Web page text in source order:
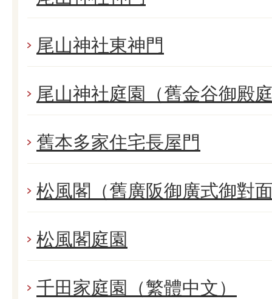
尾山神社東神門
尾山神社庭園（舊金谷御殿
舊本多家住宅長屋門
松風閣（舊廣阪御廣式御對
松風閣庭園
千田家庭園（繁體中文）